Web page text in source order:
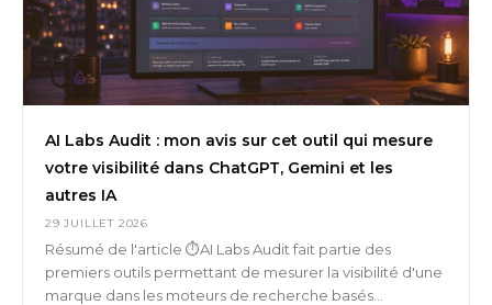
AI Labs Audit : mon avis sur cet outil qui mesure
votre visibilité dans ChatGPT, Gemini et les
autres IA
29 JUILLET 2026
Résumé de l'article ⏱️AI Labs Audit fait partie des
premiers outils permettant de mesurer la visibilité d'une
marque dans les moteurs de recherche basés...